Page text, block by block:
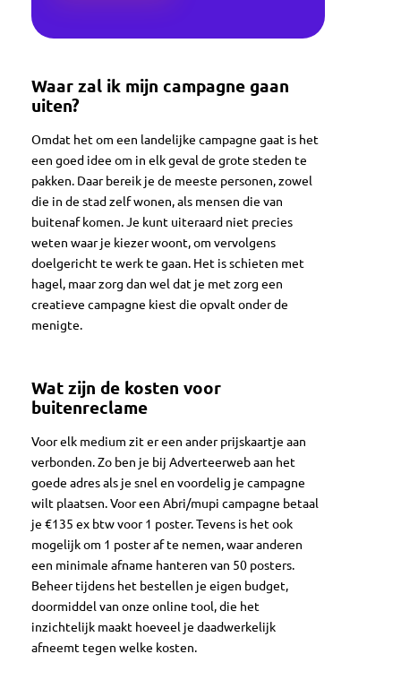
Waar zal ik mijn campagne gaan
uiten?
Omdat het om een landelijke campagne gaat is het
een goed idee om in elk geval de grote steden te
pakken. Daar bereik je de meeste personen, zowel
die in de stad zelf wonen, als mensen die van
buitenaf komen. Je kunt uiteraard niet precies
weten waar je kiezer woont, om vervolgens
doelgericht te werk te gaan. Het is schieten met
hagel, maar zorg dan wel dat je met zorg een
creatieve campagne kiest die opvalt onder de
menigte.
Wat zijn de kosten voor
buitenreclame
Voor elk medium zit er een ander prijskaartje aan
verbonden. Zo ben je bij Adverteerweb aan het
goede adres als je snel en voordelig je campagne
wilt plaatsen. Voor een Abri/mupi campagne betaal
je €135 ex btw voor 1 poster. Tevens is het ook
mogelijk om 1 poster af te nemen, waar anderen
een minimale afname hanteren van 50 posters.
Beheer tijdens het bestellen je eigen budget,
doormiddel van onze online tool, die het
inzichtelijk maakt hoeveel je daadwerkelijk
afneemt tegen welke kosten.